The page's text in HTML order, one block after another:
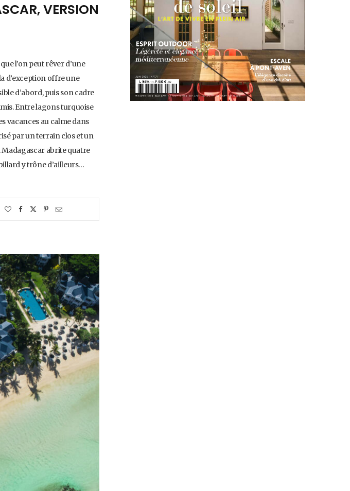
VERSION
l’on peut rêver d’une
d’exception offre une
d’abord, puis son cadre
Entre lagons turquoise
vacances au calme dans
par un terrain clos et un
Madagascar abrite quatre
y trône d’ailleurs…